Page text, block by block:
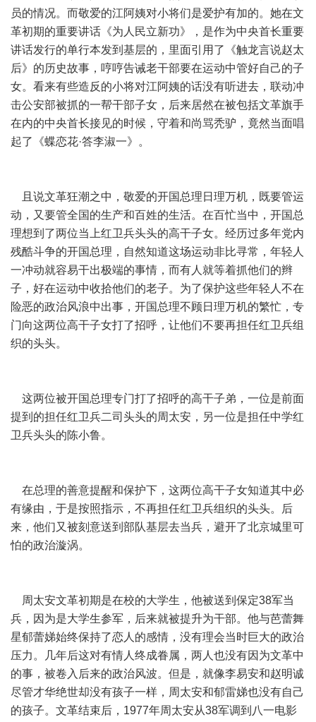
员的情况。而敬爱的江阿姨对小将们是爱护有加的。她在文
革初期的重要讲话《为人民立新功》，是作为中央首长重要
讲话发行的单行本发到基层的，里面引用了《触龙言说赵太
后》的历史故事，哼哼告诫老干部要在运动中管好自己的子
女。看来有些造反的小将对江阿姨的话没有听进去，联动冲
击公安部被抓的一帮干部子女，后来居然在被包括文革旗手
在内的中央首长接见的时候，守着和尚骂秃驴，竟然当面唱
起了《蝶恋花·答李淑一》。
且说文革狂潮之中，敬爱的开国总理日理万机，既要管运
动，又要管全国的生产和百姓的生活。在百忙当中，开国总
理想到了两位当上红卫兵头头的高干子女。经历过多年党内
残酷斗争的开国总理，自然知道这场运动非比寻常，年轻人
一冲动就容易干出极端的事情，而有人就等着抓他们的辫
子，好在运动中收拾他们的老子。为了保护这些年轻人不在
险恶的政治风浪中出事，开国总理不顾日理万机的繁忙，专
门向这两位高干子女打了招呼，让他们不要再担任红卫兵组
织的头头。
这两位被开国总理专门打了招呼的高干子弟，一位是前面
提到的担任红卫兵二司头头的周太安，另一位是担任中学红
卫兵头头的陈小鲁。
在总理的善意提醒和保护下，这两位高干子女知道其中必
有缘由，于是按照指示，不再担任红卫兵组织的头头。后
来，他们又被刻意送到部队基层去当兵，避开了北京城里可
怕的政治漩涡。
周太安文革初期是在校的大学生，他被送到保定38军当
兵，因为是大学生参军，后来就被提升为干部。他与芭蕾舞
星郁蕾娣始终保持了恋人的感情，没有理会当时巨大的政治
压力。几年后这对有情人终成眷属，两人也没有因为文革中
的事，被卷入后来的政治风波。但是，就像李易安和赵明诚
尽管才华绝世却没有孩子一样，周太安和郁雷娣也没有自己
的孩子。文革结束后，1977年周太安从38军调到八一电影